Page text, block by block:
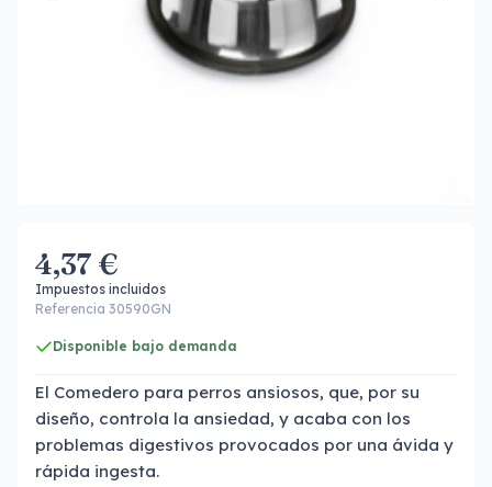
4,37 €
Impuestos incluidos
Referencia 30590GN
Disponible bajo demanda
El Comedero para perros ansiosos, que, por su
diseño, controla la ansiedad, y acaba con los
problemas digestivos provocados por una ávida y
rápida ingesta.